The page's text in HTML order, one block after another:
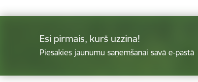
Esi pirmais, kurš uzzina!
Piesakies jaunumu saņemšanai savā e-pastā